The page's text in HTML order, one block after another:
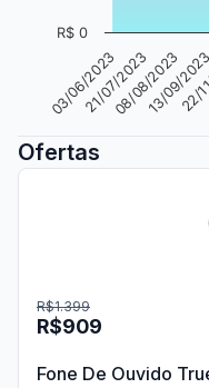
03/06/2023
21/07/2023
08/08/2023
13/09/
R$ 0
Ofertas
R$909
R$1.399
Fone De Ouvido